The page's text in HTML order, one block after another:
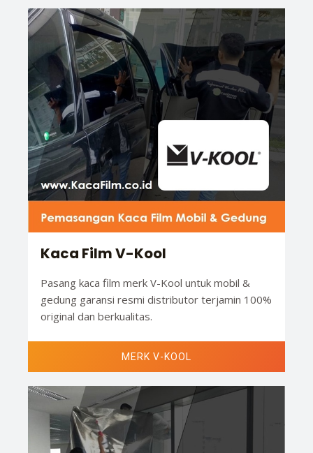
Kaca Film V-Kool
Pasang kaca film merk V-Kool untuk mobil &
gedung garansi resmi distributor terjamin 100%
original dan berkualitas.
MERK V-KOOL